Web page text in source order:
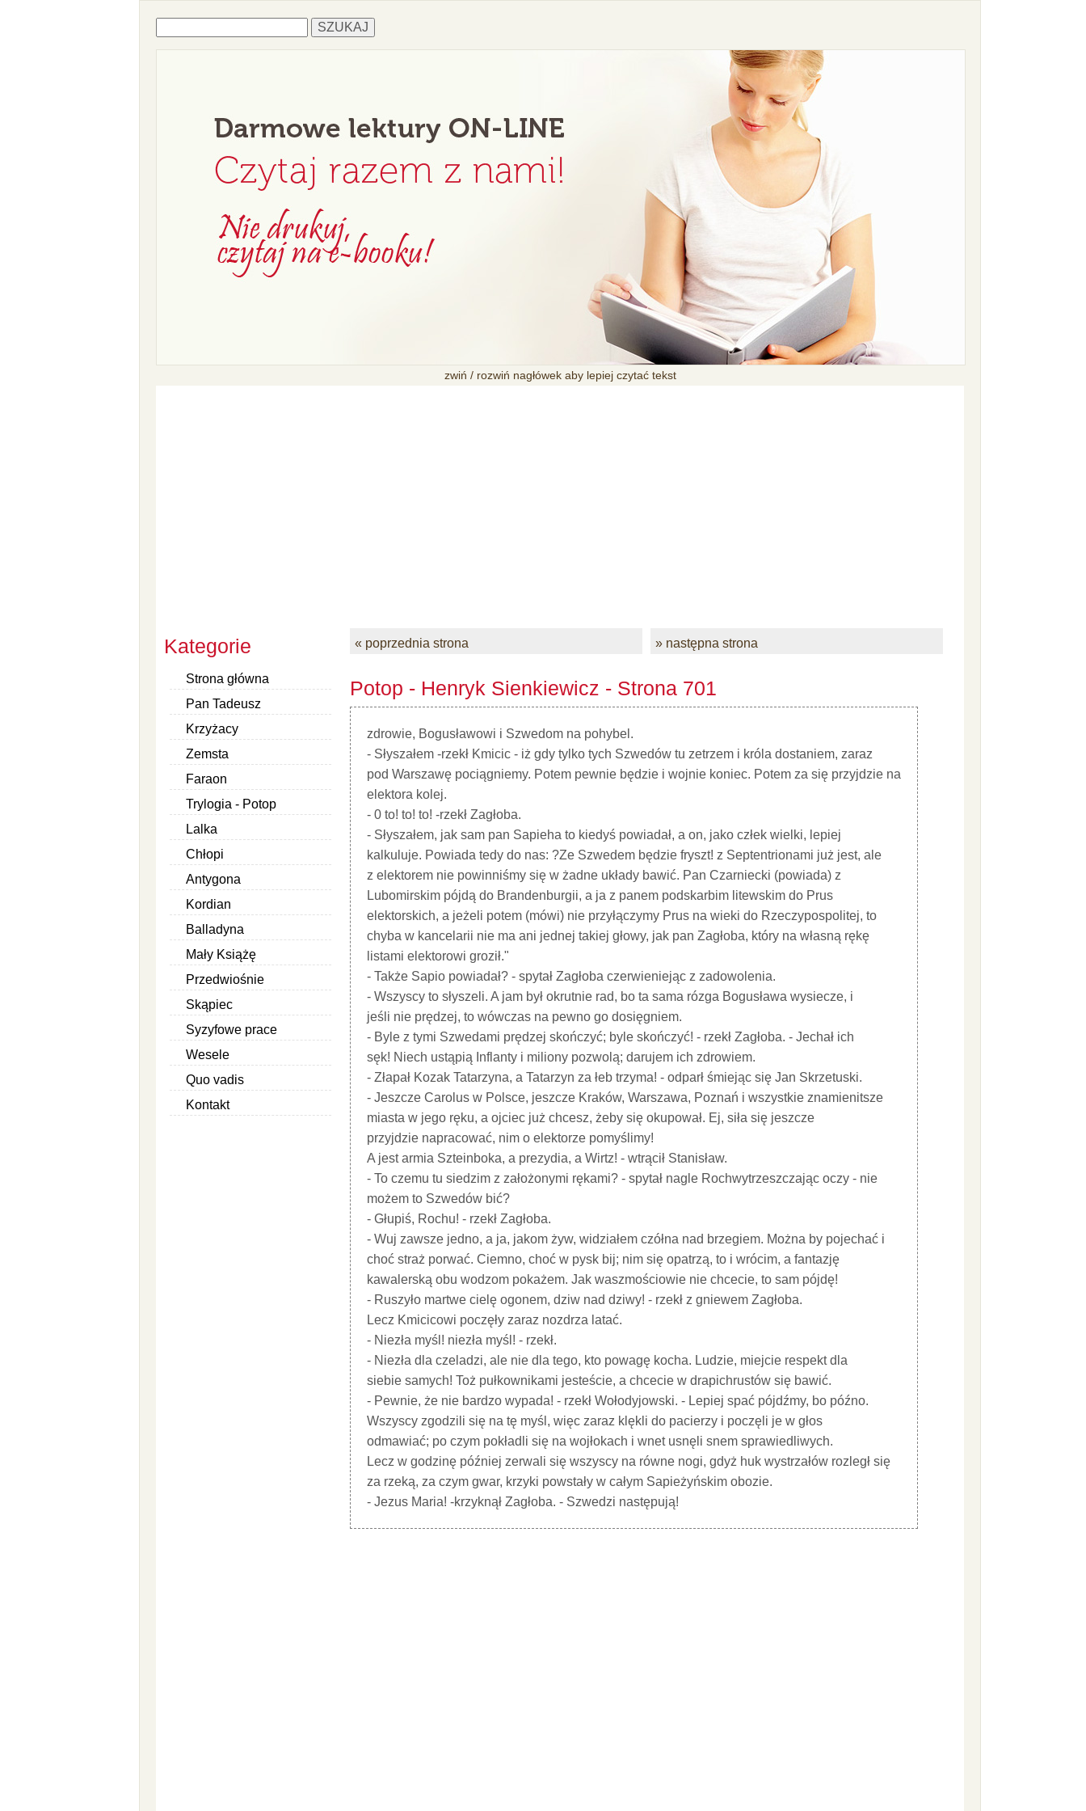
zwiń / rozwiń nagłówek aby lepiej czytać tekst
Kategorie
Strona główna
Pan Tadeusz
Krzyżacy
Zemsta
Faraon
Trylogia - Potop
Lalka
Chłopi
Antygona
Kordian
Balladyna
Mały Książę
Przedwiośnie
Skąpiec
Syzyfowe prace
Wesele
Quo vadis
Kontakt
« poprzednia strona » następna strona
Potop - Henryk Sienkiewicz - Strona 701
zdrowie, Bogusławowi i Szwedom na pohybel.
- Słyszałem -rzekł Kmicic - iż gdy tylko tych Szwedów tu zetrzem i króla dostaniem, zaraz
pod Warszawę pociągniemy. Potem pewnie będzie i wojnie koniec. Potem za się przyjdzie na
elektora kolej.
- 0 to! to! to! -rzekł Zagłoba.
- Słyszałem, jak sam pan Sapieha to kiedyś powiadał, a on, jako człek wielki, lepiej
kalkuluje. Powiada tedy do nas: ?Ze Szwedem będzie fryszt! z Septentrionami już jest, ale
z elektorem nie powinniśmy się w żadne układy bawić. Pan Czarniecki (powiada) z
Lubomirskim pójdą do Brandenburgii, a ja z panem podskarbim litewskim do Prus
elektorskich, a jeżeli potem (mówi) nie przyłączymy Prus na wieki do Rzeczypospolitej, to
chyba w kancelarii nie ma ani jednej takiej głowy, jak pan Zagłoba, który na własną rękę
listami elektorowi groził."
- Także Sapio powiadał? - spytał Zagłoba czerwieniejąc z zadowolenia.
- Wszyscy to słyszeli. A jam był okrutnie rad, bo ta sama rózga Bogusława wysiecze, i
jeśli nie prędzej, to wówczas na pewno go dosięgniem.
- Byle z tymi Szwedami prędzej skończyć; byle skończyć! - rzekł Zagłoba. - Jechał ich
sęk! Niech ustąpią Inflanty i miliony pozwolą; darujem ich zdrowiem.
- Złapał Kozak Tatarzyna, a Tatarzyn za łeb trzyma! - odparł śmiejąc się Jan Skrzetuski.
- Jeszcze Carolus w Polsce, jeszcze Kraków, Warszawa, Poznań i wszystkie znamienitsze
miasta w jego ręku, a ojciec już chcesz, żeby się okupował. Ej, siła się jeszcze
przyjdzie napracować, nim o elektorze pomyślimy!
A jest armia Szteinboka, a prezydia, a Wirtz! - wtrącił Stanisław.
- To czemu tu siedzim z założonymi rękami? - spytał nagle Rochwytrzeszczając oczy - nie
możem to Szwedów bić?
- Głupiś, Rochu! - rzekł Zagłoba.
- Wuj zawsze jedno, a ja, jakom żyw, widziałem czółna nad brzegiem. Można by pojechać i
choć straż porwać. Ciemno, choć w pysk bij; nim się opatrzą, to i wrócim, a fantazję
kawalerską obu wodzom pokażem. Jak waszmościowie nie chcecie, to sam pójdę!
- Ruszyło martwe cielę ogonem, dziw nad dziwy! - rzekł z gniewem Zagłoba.
Lecz Kmicicowi poczęły zaraz nozdrza latać.
- Niezła myśl! niezła myśl! - rzekł.
- Niezła dla czeladzi, ale nie dla tego, kto powagę kocha. Ludzie, miejcie respekt dla
siebie samych! Toż pułkownikami jesteście, a chcecie w drapichrustów się bawić.
- Pewnie, że nie bardzo wypada! - rzekł Wołodyjowski. - Lepiej spać pójdźmy, bo późno.
Wszyscy zgodzili się na tę myśl, więc zaraz klękli do pacierzy i poczęli je w głos
odmawiać; po czym pokładli się na wojłokach i wnet usnęli snem sprawiedliwych.
Lecz w godzinę później zerwali się wszyscy na równe nogi, gdyż huk wystrzałów rozległ się
za rzeką, za czym gwar, krzyki powstały w całym Sapieżyńskim obozie.
- Jezus Maria! -krzyknął Zagłoba. - Szwedzi następują!